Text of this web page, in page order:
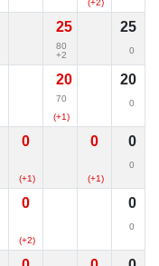
(+2)
25
80
+2
25
0
20
70
(+1)
20
0
0
(+1)
0
(+1)
0
0
0
(+2)
0
0